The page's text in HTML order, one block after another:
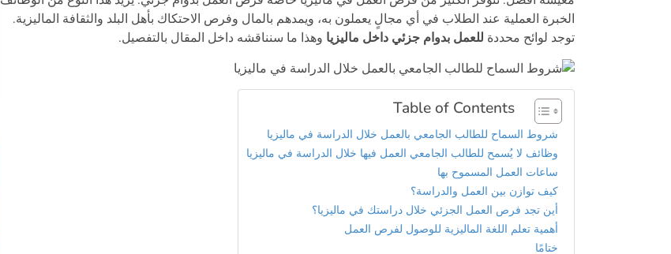
الخبرة العملية عند الطلاب في أي مجالٍ يعملون به، ويمدهم بالمال وفرص الاحتكاك بأهل البلد والثقافة الماليزية.
توجد لوائح محددة للعمل بدوام جزئي داخل ماليزيا وهذا ما سنناقشه داخل المقال بالتفصيل.
Table of Contents
شروط السماح للطالب الجامعي بالعمل خلال الدراسة في ماليزيا
وظائف لا يُسمح للطالب الجامعي العمل فيها خلال الدراسة في ماليزيا
ساعات العمل المسموح بها
كيف توازن بين العمل والدراسة؟
أين تجد فرص العمل الجزئي خلال دراستك في ماليزيا؟
أهمية تعلم اللغة الماليزية للوصول لفرص العمل
ختامًا